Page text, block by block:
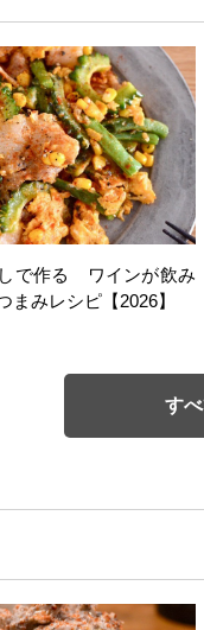
で作る ワインが飲み
まみレシピ【2026】
す